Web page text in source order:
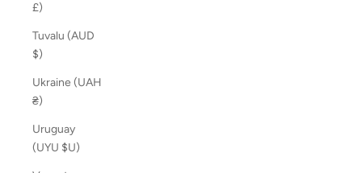
£)
Tuvalu (AUD
$)
Ukraine (UAH
₴)
Uruguay
(UYU $U)